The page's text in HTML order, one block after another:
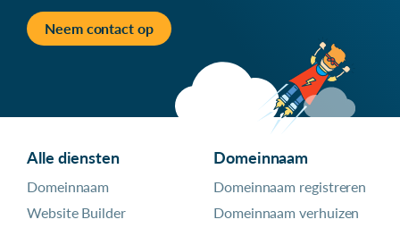
Neem contact op
Alle diensten
Domeinnaam
Website Builder
Domeinnaam
Domeinnaam registreren
Domeinnaam verhuizen